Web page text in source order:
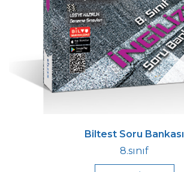
Biltest Soru Bankası
8.sınıf